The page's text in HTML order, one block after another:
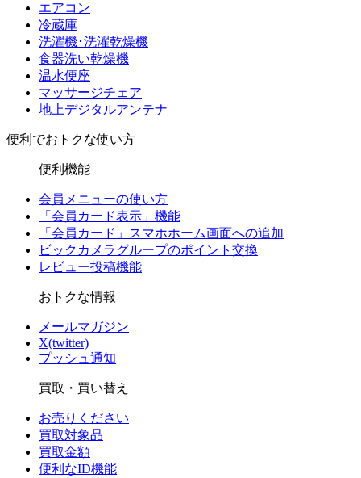
エアコン
冷蔵庫
洗濯機･洗濯乾燥機
食器洗い乾燥機
温水便座
マッサージチェア
地上デジタルアンテナ
便利でおトクな使い方
便利機能
会員メニューの使い方
「会員カード表示」機能
「会員カード」スマホホーム画面への追加
ビックカメラグループのポイント交換
レビュー投稿機能
おトクな情報
メールマガジン
X(twitter)
プッシュ通知
買取・買い替え
お売りください
買取対象品
買取金額
便利なID機能